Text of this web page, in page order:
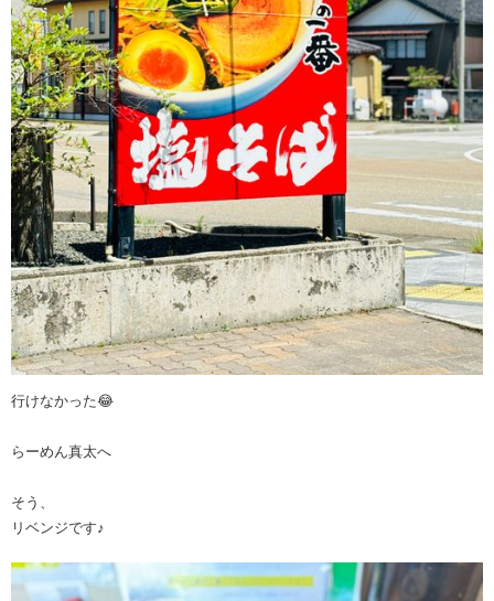
行けなかった😂
らーめん真太へ
そう、
リベンジです♪